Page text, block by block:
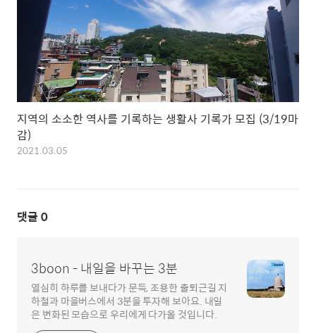
지역의 소소한 역사를 기록하는 생활사 기록가 모집 (3/19마
감)
2021.03.05
댓글 0
3boon - 내일을 바꾸는 3분
열심히 하루를 보내다가 문득, 조용한 출퇴근길 지
하철과 마을버스에서 3분을 투자해 보아요. 내일
은 변화된 모습으로 우리에게 다가올 것입니다.